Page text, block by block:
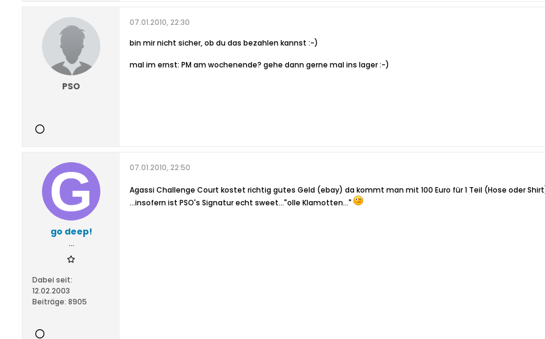
PSO
07.01.2010, 22:30
bin mir nicht sicher, ob du das bezahlen kannst :-)
mal im ernst: PM am wochenende? gehe dann gerne mal ins lager :-)
go deep!
...
Dabei seit:
12.02.2003
Beiträge: 8905
07.01.2010, 22:50
Agassi Challenge Court kostet richtig gutes Geld (ebay) da kommt man mit 100 Euro für 1 Teil (Hose oder
...insofern ist PSO's Signatur echt sweet..."olle Klamotten..."